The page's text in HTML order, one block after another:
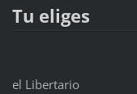
Tu eliges
el Libertario